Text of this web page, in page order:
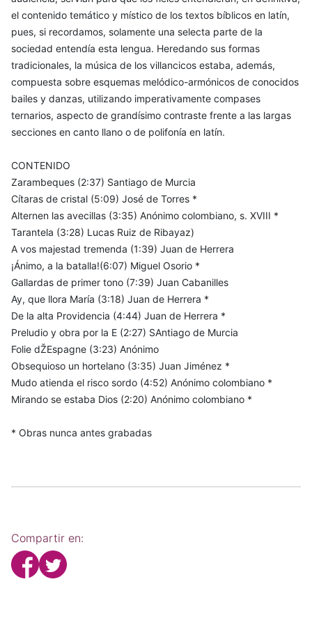
el contenido temático y místico de los textos bíblicos en latín,
pues, si recordamos, solamente una selecta parte de la
sociedad entendía esta lengua. Heredando sus formas
tradicionales, la música de los villancicos estaba, además,
compuesta sobre esquemas melódico-armónicos de conocidos
bailes y danzas, utilizando imperativamente compases
ternarios, aspecto de grandísimo contraste frente a las largas
secciones en canto llano o de polifonía en latín.
CONTENIDO
Zarambeques (2:37) Santiago de Murcia
Cítaras de cristal (5:09) José de Torres *
Alternen las avecillas (3:35) Anónimo colombiano, s. XVIII *
Tarantela (3:28) Lucas Ruiz de Ribayaz)
A vos majestad tremenda (1:39) Juan de Herrera
¡Ánimo, a la batalla!(6:07) Miguel Osorio *
Gallardas de primer tono (7:39) Juan Cabanilles
Ay, que llora María (3:18) Juan de Herrera *
De la alta Providencia (4:44) Juan de Herrera *
Preludio y obra por la E (2:27) SAntiago de Murcia
Folie dŽEspagne (3:23) Anónimo
Obsequioso un hortelano (3:35) Juan Jiménez *
Mudo atienda el risco sordo (4:52) Anónimo colombiano *
Mirando se estaba Dios (2:20) Anónimo colombiano *
* Obras nunca antes grabadas
Compartir en: